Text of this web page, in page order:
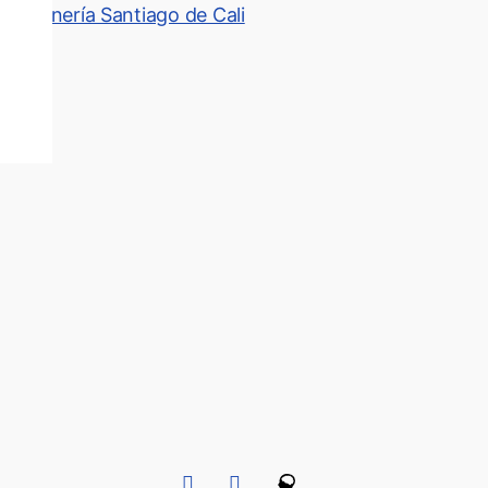
Personería Santiago de Cali